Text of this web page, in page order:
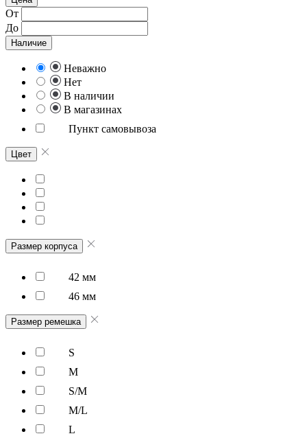
От
До
Наличие
Неважно
Нет
В наличии
В магазинах
Пункт самовывоза
Цвет
Размер корпуса
42 мм
46 мм
Размер ремешка
S
M
S/M
M/L
L